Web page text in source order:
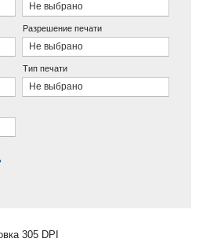
Не выбрано
Разрешение печати
Не выбрано
Тип печати
Не выбрано
305 DPI